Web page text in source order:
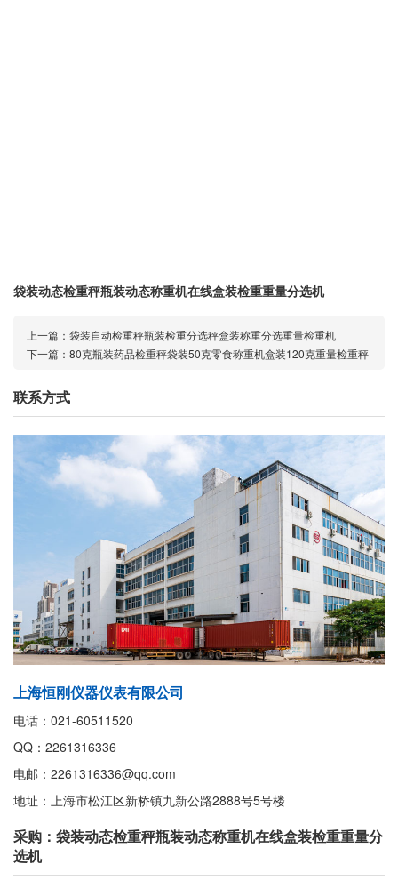
袋装动态检重秤瓶装动态称重机在线盒装检重重量分选机
上一篇： 袋装自动检重秤瓶装检重分选秤盒装称重分选重量检重机
下一篇： 80克瓶装药品检重秤袋装50克零食称重机盒装120克重量检重秤
联系方式
上海恒刚仪器仪表有限公司
电话：021-60511520
QQ：2261316336
电邮：2261316336@qq.com
地址：上海市松江区新桥镇九新公路2888号5号楼
采购：袋装动态检重秤瓶装动态称重机在线盒装检重重量分
选机